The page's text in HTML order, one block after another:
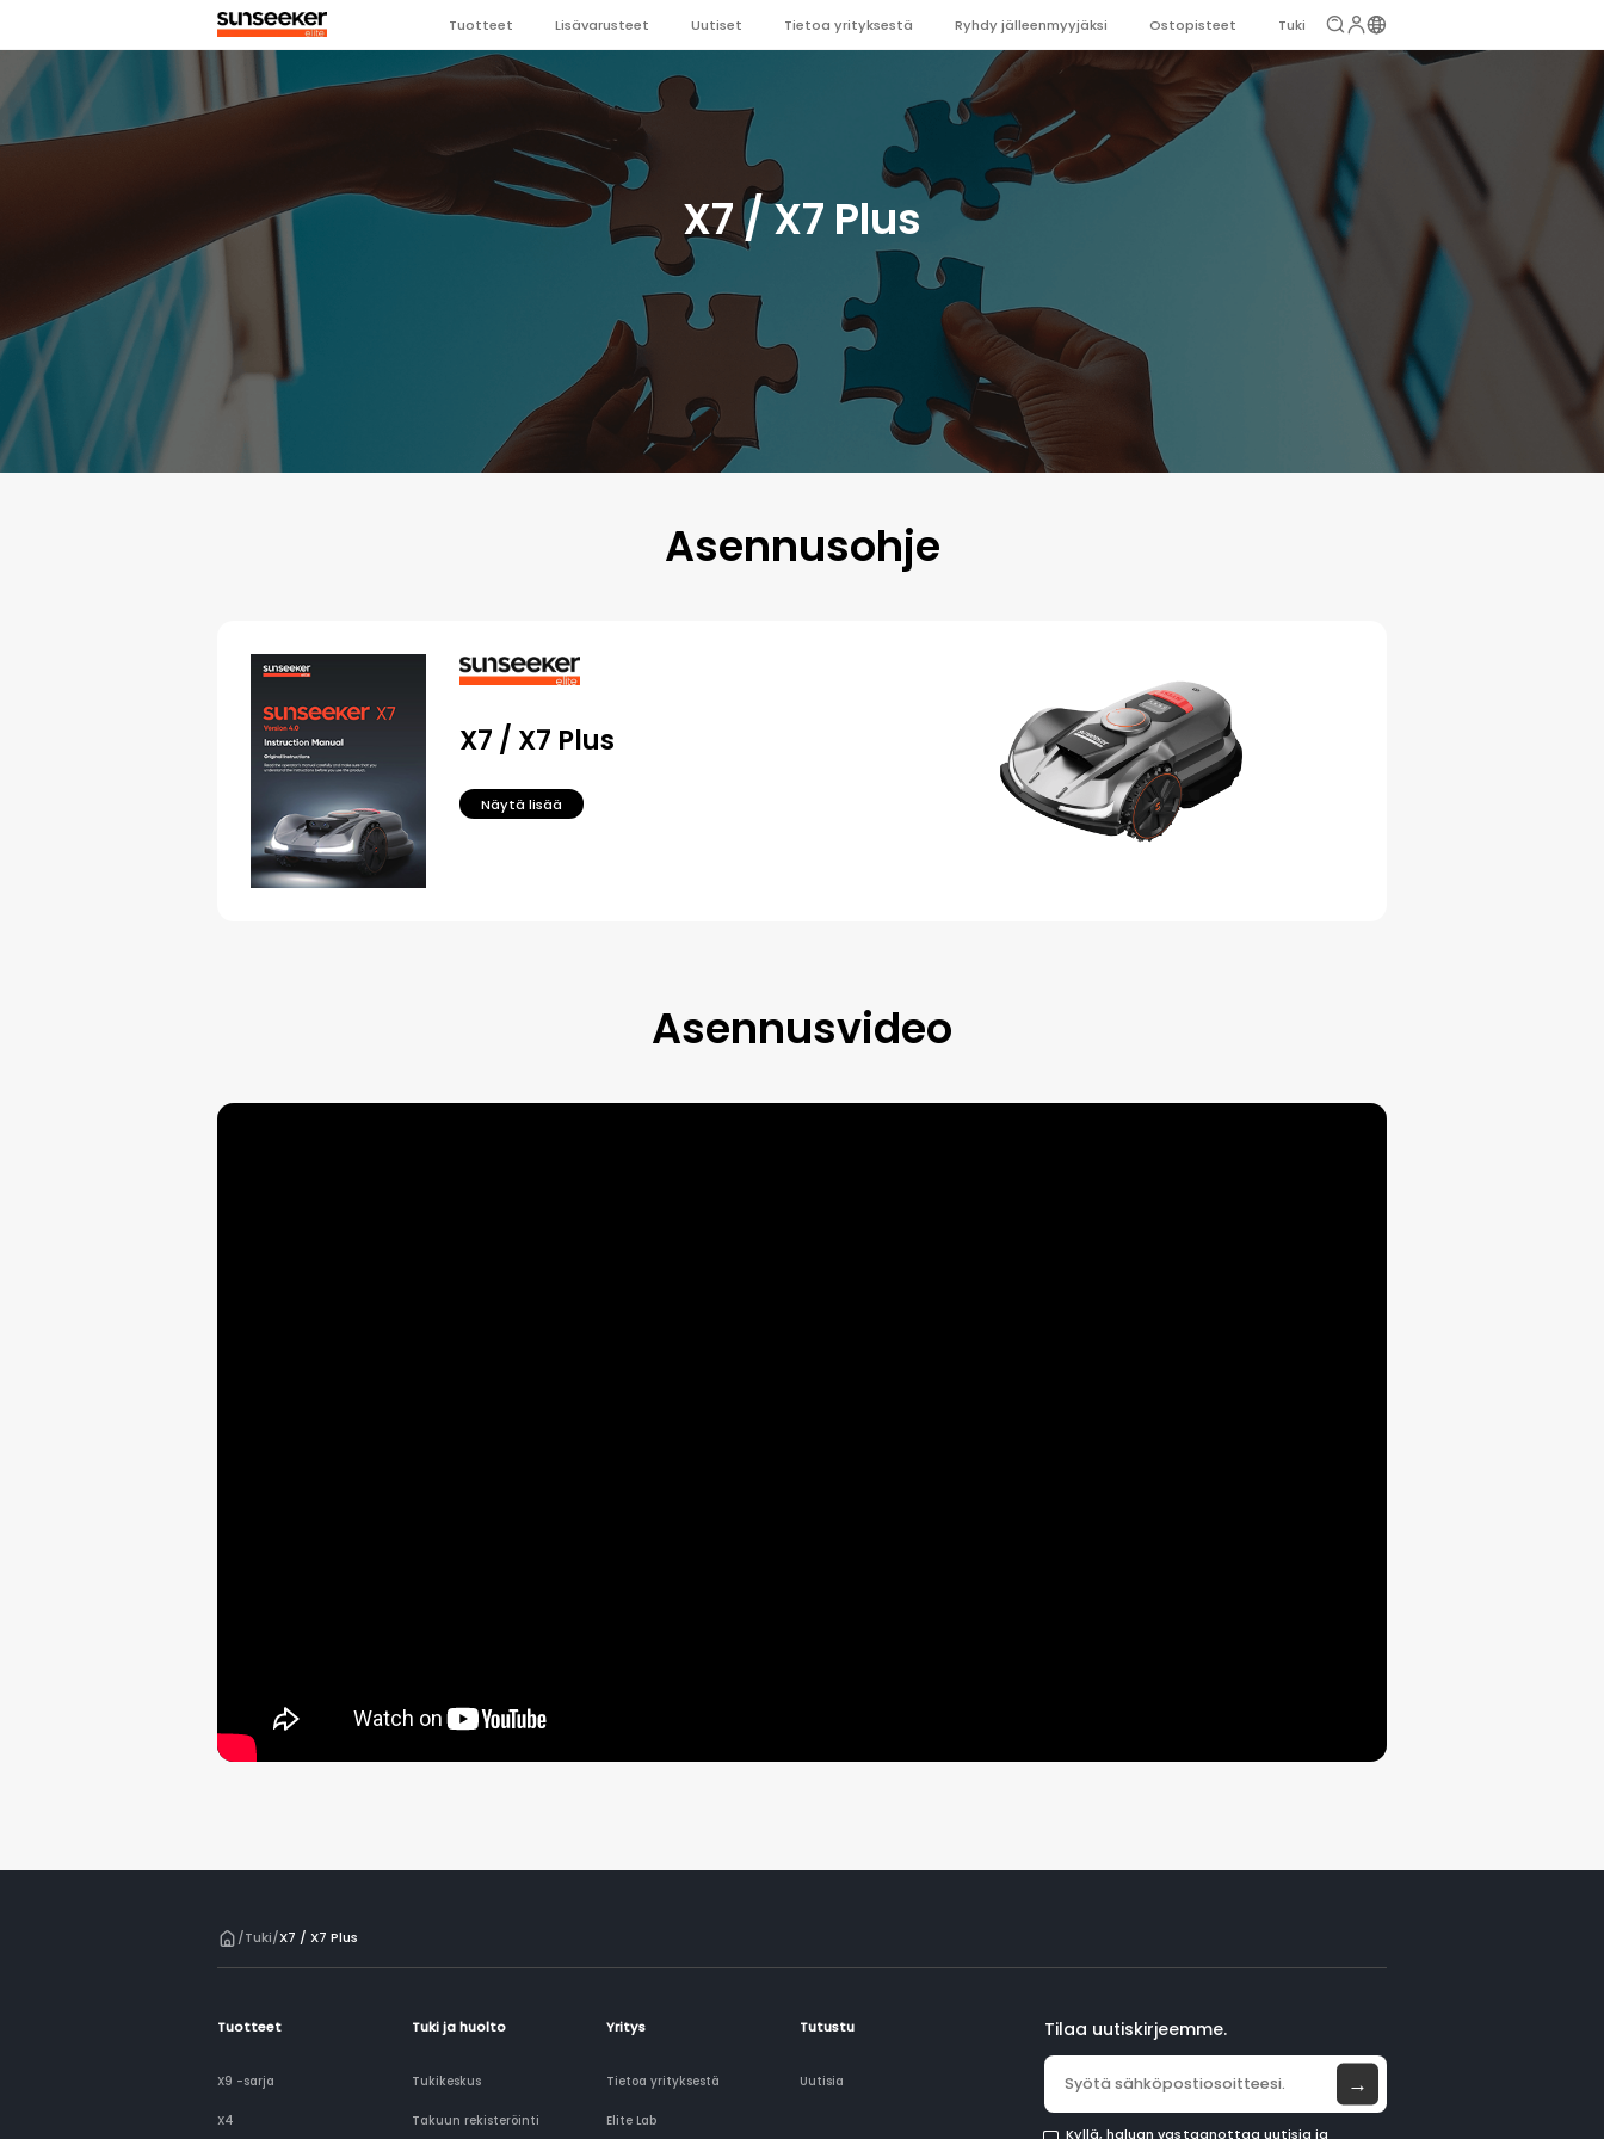
Tuotteet Lisävarusteet Uutiset Tietoa yrityksestä Ryhdy jälleenmyyjäksi Ostopisteet Tuki
X7 / X7 Plus
Asennusohje
X7 / X7 Plus
Näytä lisää
Asennusvideo
/Tuki/X7 / X7 Plus
Tuotteet
X9 -sarja
X4
Tuki ja huolto
Tukikeskus
Takuun rekisteröinti
Yritys
Tietoa yrityksestä
Elite Lab
Tutustu
Uutisia
Tilaa uutiskirjeemme.
→
Kyllä, haluan vastaanottaa uutisia ja